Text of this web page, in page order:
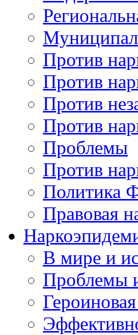
Против
Против
Против
Против
Проблемы
Против
Политика
Правовая
В мире и
Проблемы